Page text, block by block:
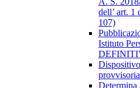
dell’ art. 1
107)
Istituto
Determina